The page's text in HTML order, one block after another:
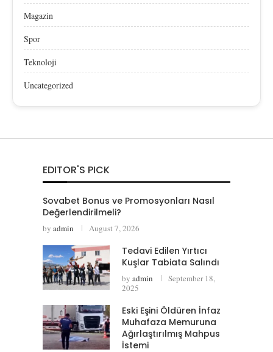
Magazin
Spor
Teknoloji
Uncategorized
EDITOR'S PICK
Sovabet Bonus ve Promosyonları Nasıl
Değerlendirilmeli?
by admin August 7, 2026
Tedavi Edilen Yırtıcı
Kuşlar Tabiata Salındı
by admin
September 18,
2025
Eski Eşini Öldüren İnfaz
Muhafaza Memuruna
Ağırlaştırılmış Mahpus
İstemi